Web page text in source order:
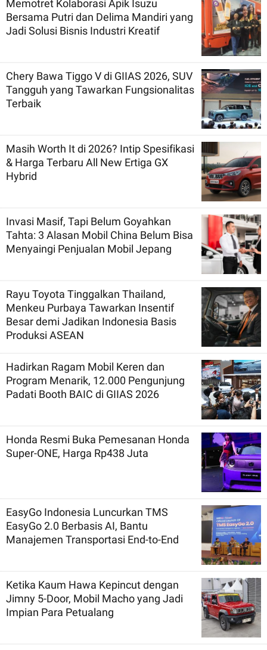
Memotret Kolaborasi Apik Isuzu
Bersama Putri dan Delima Mandiri yang
Jadi Solusi Bisnis Industri Kreatif
Chery Bawa Tiggo V di GIIAS 2026, SUV
Tangguh yang Tawarkan Fungsionalitas
Terbaik
Masih Worth It di 2026? Intip Spesifikasi
& Harga Terbaru All New Ertiga GX
Hybrid
Invasi Masif, Tapi Belum Goyahkan
Tahta: 3 Alasan Mobil China Belum Bisa
Menyaingi Penjualan Mobil Jepang
Rayu Toyota Tinggalkan Thailand,
Menkeu Purbaya Tawarkan Insentif
Besar demi Jadikan Indonesia Basis
Produksi ASEAN
Hadirkan Ragam Mobil Keren dan
Program Menarik, 12.000 Pengunjung
Padati Booth BAIC di GIIAS 2026
Honda Resmi Buka Pemesanan Honda
Super-ONE, Harga Rp438 Juta
EasyGo Indonesia Luncurkan TMS
EasyGo 2.0 Berbasis AI, Bantu
Manajemen Transportasi End-to-End
Ketika Kaum Hawa Kepincut dengan
Jimny 5-Door, Mobil Macho yang Jadi
Impian Para Petualang